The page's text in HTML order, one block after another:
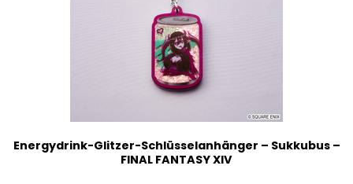
Energydrink-Glitzer-Schlüsselanhänger – Sukkubus –
FINAL FANTASY XIV